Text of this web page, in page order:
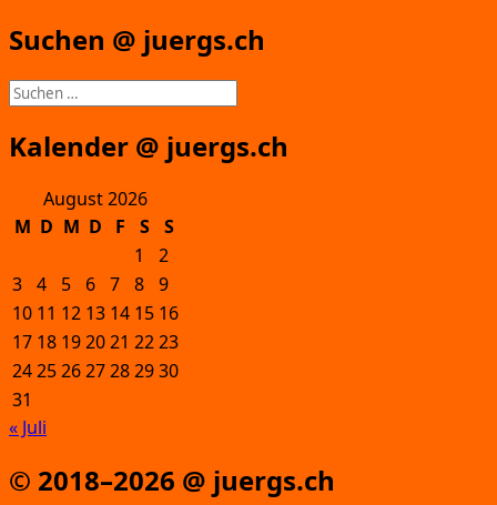
Suchen @ juergs.ch
Suchen
nach:
Kalender @ juergs.ch
August 2026
M D M D F S
S
1
2
3 4 5 6 7 8 9
10 11 12 13 14 15 16
17 18 192021 2223
24252627282930
31
« Juli
© 2018–2026 @ juergs.ch